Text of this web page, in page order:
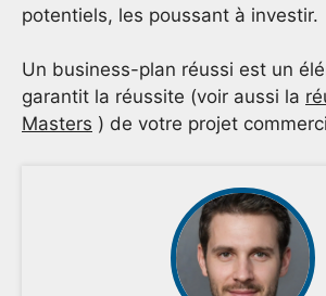
potentiels, les poussant à investir.
Un business-plan réussi est un
garantit la réussite (voir aussi la
Masters ) de votre projet